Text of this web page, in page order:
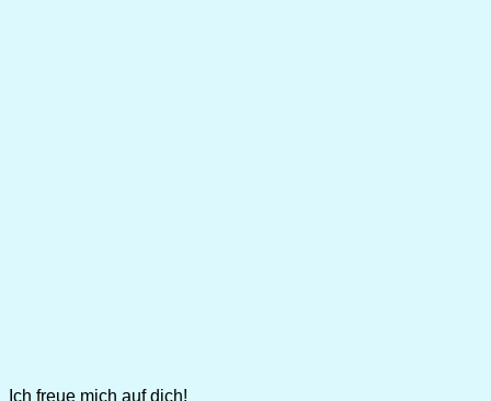
Ich freue mich auf dich!